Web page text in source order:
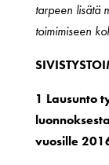
tarpeen lisätä
toimimiseen
1 Lausunto
vuosille